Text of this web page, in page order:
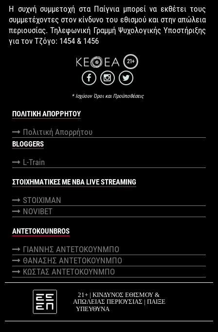
Η συχνή συμμετοχή στα Παίγνια μπορεί να εκθέτει τους
συμμετέχοντες στον κίνδυνο του εθισμού και στην απώλεια
περιουσίας. Τηλεφωνική Γραμμή Ψυχολογικής Υποστήριξης
για τον Τζόγο: 1454 & 1456
21+
* Ισχύουν Όροι και Προϋποθέσεις
ΠΟΛΙΤΙΚΉ ΑΠΟΡΡΉΤΟΥ
Πολιτική Απορρήτου
BLOGGERS
L-Train
ΣΤΟΙΧΗΜΑΤΙΚΕΣ ΜΕ NBA LIVE STREAMING
STOIXIMAN
NOVIBET
ANTETOKOUNBROS
ΓΙΑΝΝΗΣ ΑΝΤΕΤΟΚΟΥΝΜΠΟ
ΘΑΝΑΣΗΣ ΑΝΤΕΤΟΚΟΥΝΜΠΟ
ΚΩΣΤΑΣ ΑΝΤΕΤΟΚΟΥΝΜΠΟ